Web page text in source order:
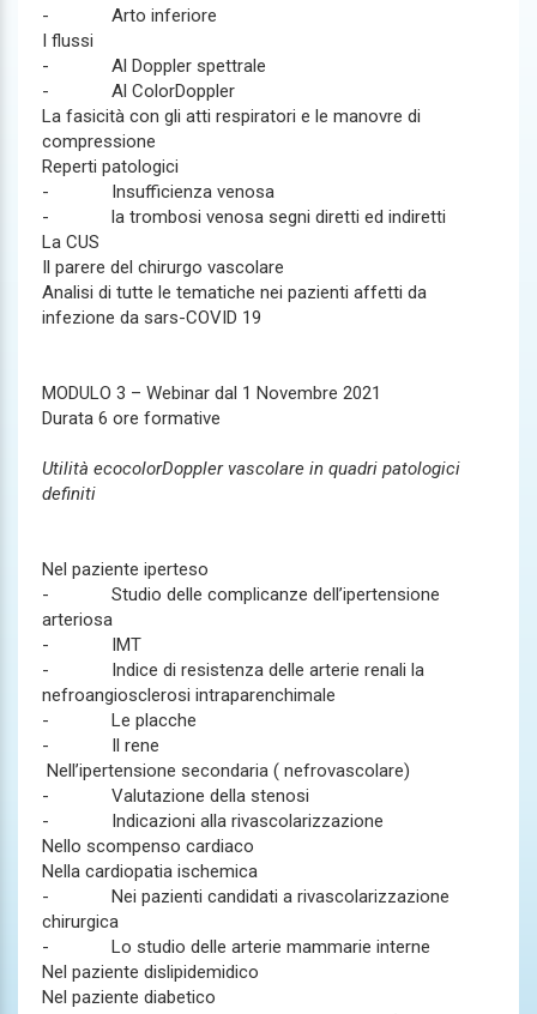
- Arto inferiore
I flussi
- Al Doppler spettrale
- Al ColorDoppler
La fasicità con gli atti respiratori e le manovre di
compressione
Reperti patologici
- Insufficienza venosa
- la trombosi venosa segni diretti ed indiretti
La CUS
Il parere del chirurgo vascolare
Analisi di tutte le tematiche nei pazienti affetti da
infezione da sars-COVID 19
MODULO 3 – Webinar dal 1 Novembre 2021
Durata 6 ore formative
Utilità ecocolorDoppler vascolare in quadri patologici
definiti
Nel paziente iperteso
- Studio delle complicanze dell’ipertensione
arteriosa
- IMT
- Indice di resistenza delle arterie renali la
nefroangiosclerosi intraparenchimale
- Le placche
- Il rene
Nell’ipertensione secondaria ( nefrovascolare)
- Valutazione della stenosi
- Indicazioni alla rivascolarizzazione
Nello scompenso cardiaco
Nella cardiopatia ischemica
- Nei pazienti candidati a rivascolarizzazione
chirurgica
- Lo studio delle arterie mammarie interne
Nel paziente dislipidemidico
Nel paziente diabetico